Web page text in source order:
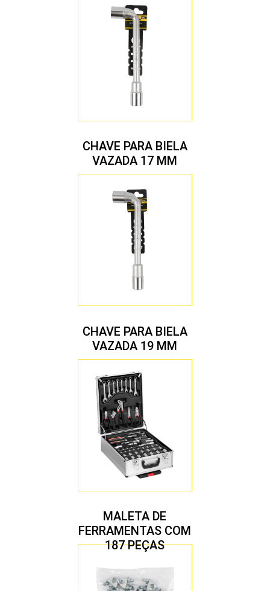
CHAVE PARA BIELA
VAZADA 17 MM
CHAVE PARA BIELA
VAZADA 19 MM
MALETA DE
FERRAMENTAS COM
187 PEÇAS